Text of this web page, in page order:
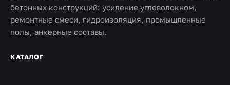
бетонных конструкций: усиление углеволокном,
ремонтные смеси, гидроизоляция, промышленные
полы, анкерные составы.
КАТАЛОГ